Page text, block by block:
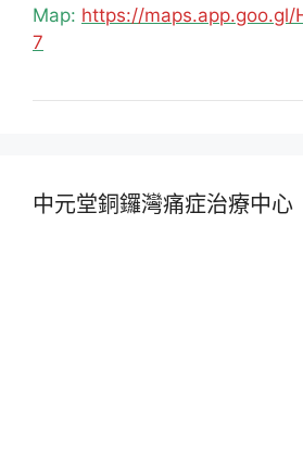
Map: https://maps.app.goo.gl/
7
中元堂銅鑼灣痛症治療中心